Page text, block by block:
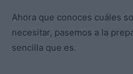
Ahora que conoces cuáles
necesitar, pasemos a la
sencilla que es.